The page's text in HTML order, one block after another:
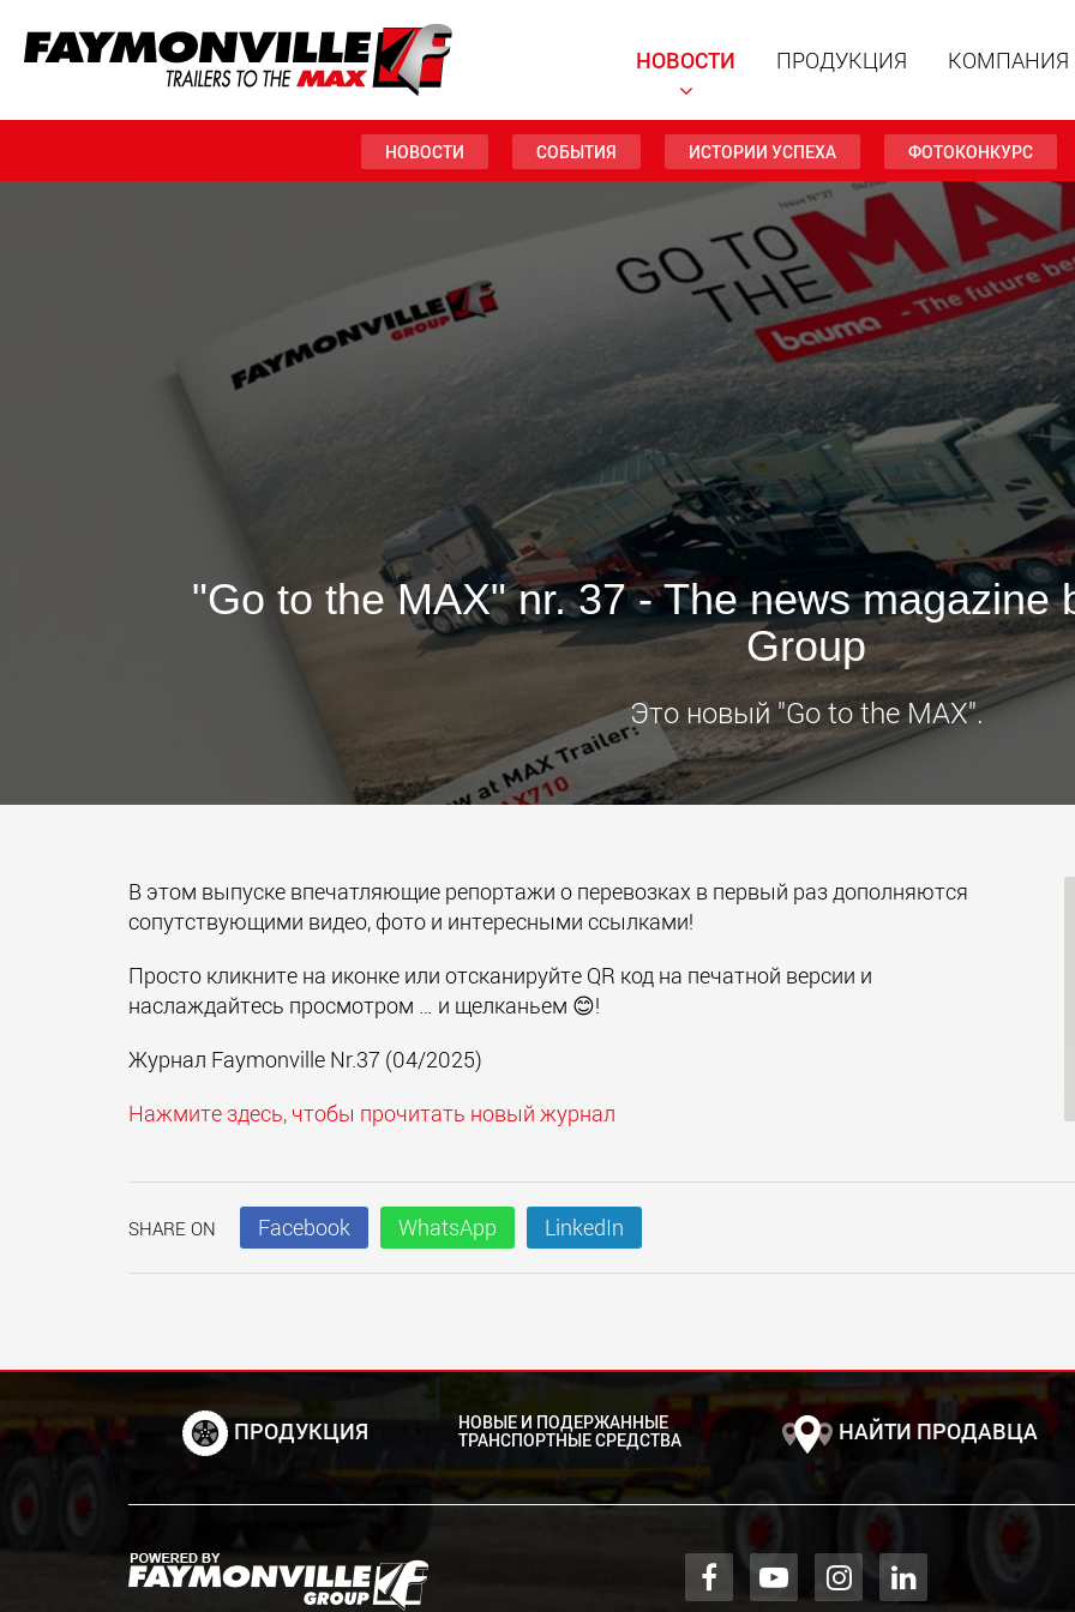
для
15 т до
до 500 т
для
НОВОСТИ ПРОДУКЦИЯ КОМПАНИЯ
НОВОСТИ СОБЫТИЯ ИСТОРИИ УСПЕХА ФОТОКОНКУРС
"Go to the MAX" nr. 37 - The news magazine
Group
Это новый "Go to the MAX".
В этом выпуске впечатляющие репортажи о перевозках в первый раз дополняются
сопутствующими видео, фото и интересными ссылками!
Просто кликните на иконке или отсканируйте QR код на печатной версии и
наслаждайтесь просмотром … и щелканьем 😊!
Журнал Faymonville Nr.37 (04/2025)
Нажмите здесь, чтобы прочитать новый журнал
SHARE ON Facebook WhatsApp LinkedIn
ПРОДУКЦИЯ НОВЫЕ И ПОДЕРЖАННЫЕ
ТРАНСПОРТНЫЕ СРЕДСТВА НАЙТИ ПРОДАВЦА